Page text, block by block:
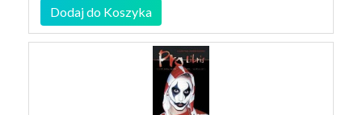
Dodaj do Koszyka